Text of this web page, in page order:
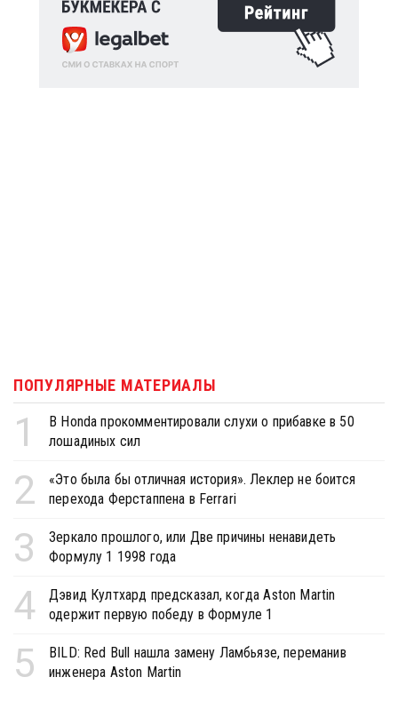
ПОПУЛЯРНЫЕ МАТЕРИАЛЫ
1
В Honda прокомментировали слухи о прибавке в 50
лошадиных сил
2
«Это была бы отличная история». Леклер не боится
перехода Ферстаппена в Ferrari
3
Зеркало прошлого, или Две причины ненавидеть
Формулу 1 1998 года
4
Дэвид Култхард предсказал, когда Aston Martin
одержит первую победу в Формуле 1
5
BILD: Red Bull нашла замену Ламбьязе, переманив
инженера Aston Martin